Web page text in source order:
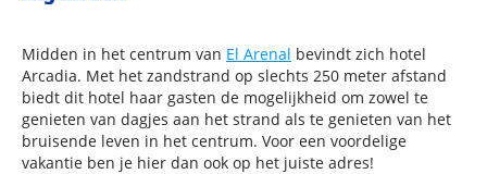
Midden in het centrum van El Arenal bevindt zich hotel
Arcadia. Met het zandstrand op slechts 250 meter afstand
biedt dit hotel haar gasten de mogelijkheid om zowel te
genieten van dagjes aan het strand als te genieten van het
bruisende leven in het centrum. Voor een voordelige
vakantie ben je hier dan ook op het juiste adres!